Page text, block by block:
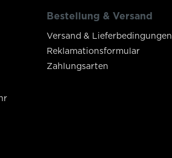
Bestellung & Versand
Versand & Lieferbedingungen
Reklamationsformular
Zahlungsarten